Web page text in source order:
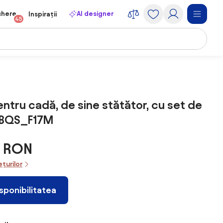
45
Inspirații AI designer
cadă, de sine stătător, cu set de